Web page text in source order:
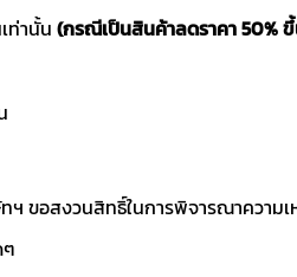
ท่านั้น (กรณีเป็นสินค้าลดราคา 50%
ขอสงวนสิทธิ์ในการพิจารณาความเ